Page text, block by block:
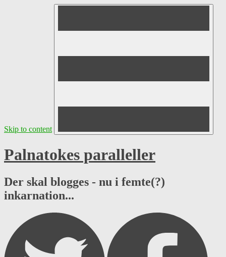
Skip to content
Palnatokes paralleller
Der skal blogges - nu i femte(?)
inkarnation...